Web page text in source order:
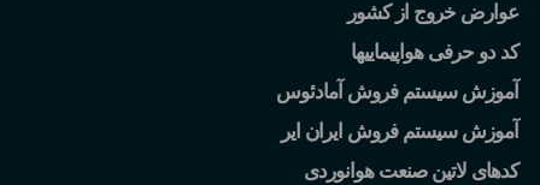
عوارض خروج از کشور
کد دو حرفی هواپیماییها
آموزش سیستم فروش آمادئوس
آموزش سیستم فروش ایران ایر
کدهای لاتین صنعت هوانوردی